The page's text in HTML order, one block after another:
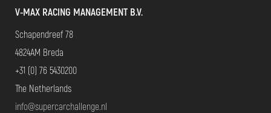
V-MAX RACING MANAGEMENT B.V.
Schapendreef 78
4824AM Breda
+31 (0) 76 5430200
The Netherlands
info@supercarchallenge.nl